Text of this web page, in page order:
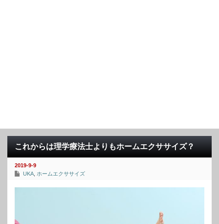
これからは理学療法士よりもホームエクササイズ？
2019-9-9
UKA ホームエクササイズ